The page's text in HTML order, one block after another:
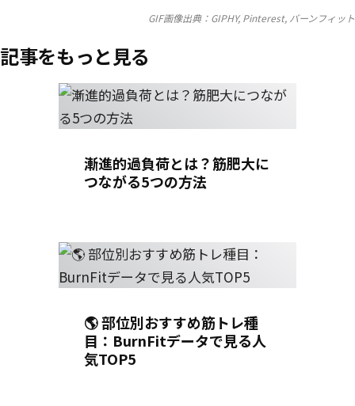
記事をもっと見る
漸進的過負荷とは？筋肥大に
つながる5つの方法